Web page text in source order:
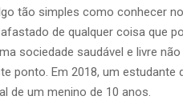
tão simples como conhecer
de qualquer coisa que
sociedade saudável e livre
ponto. Em 2018, um estudante
de um menino de 10 anos.